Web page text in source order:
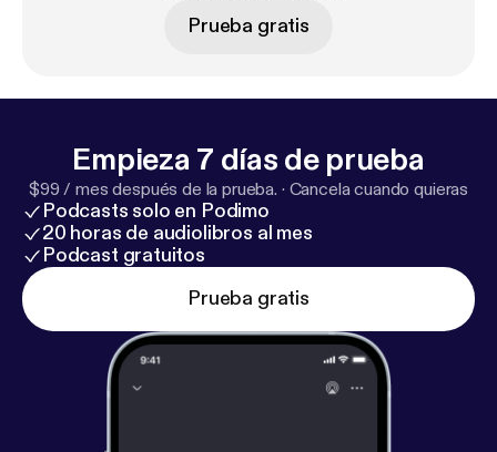
Prueba gratis
Empieza 7 días de prueba
$99 / mes después de la prueba. · Cancela cuando quieras
Podcasts solo en Podimo
20 horas de audiolibros al mes
Podcast gratuitos
Prueba gratis